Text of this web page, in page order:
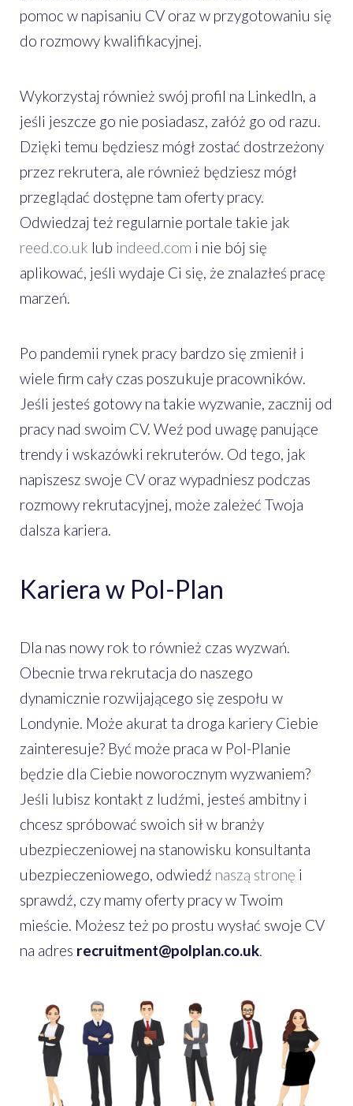
pomoc w napisaniu CV oraz w przygotowaniu się
do rozmowy kwalifikacyjnej.
Wykorzystaj również swój profil na LinkedIn, a
jeśli jeszcze go nie posiadasz, załóż go od razu.
Dzięki temu będziesz mógł zostać dostrzeżony
przez rekrutera, ale również będziesz mógł
przeglądać dostępne tam oferty pracy.
Odwiedzaj też regularnie portale takie jak
reed.co.uk lub indeed.com i nie bój się
aplikować, jeśli wydaje Ci się, że znalazłeś pracę
marzeń.
Po pandemii rynek pracy bardzo się zmienił i
wiele firm cały czas poszukuje pracowników.
Jeśli jesteś gotowy na takie wyzwanie, zacznij od
pracy nad swoim CV. Weź pod uwagę panujące
trendy i wskazówki rekruterów. Od tego, jak
napiszesz swoje CV oraz wypadniesz podczas
rozmowy rekrutacyjnej, może zależeć Twoja
dalsza kariera.
Kariera w Pol-Plan
Dla nas nowy rok to również czas wyzwań.
Obecnie trwa rekrutacja do naszego
dynamicznie rozwijającego się zespołu w
Londynie. Może akurat ta droga kariery Ciebie
zainteresuje? Być może praca w Pol-Planie
będzie dla Ciebie noworocznym wyzwaniem?
Jeśli lubisz kontakt z ludźmi, jesteś ambitny i
chcesz spróbować swoich sił w branży
ubezpieczeniowej na stanowisku konsultanta
ubezpieczeniowego, odwiedź naszą stronę i
sprawdź, czy mamy oferty pracy w Twoim
mieście. Możesz też po prostu wysłać swoje CV
na adres recruitment@polplan.co.uk.